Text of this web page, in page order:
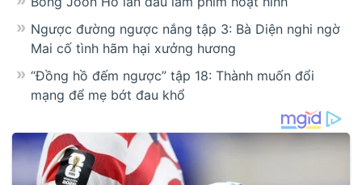
Ngược đường ngược nắng tập 3: Bà Diện nghi ngờ
Mai cố tình hãm hại xưởng hương
“Đồng hồ đếm ngược” tập 18: Thành muốn đổi
mạng để mẹ bớt đau khổ